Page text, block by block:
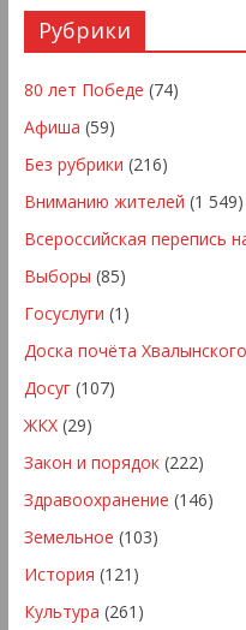
Рубрики
80 лет Победе (74)
Афиша (59)
Без рубрики (216)
Вниманию жителей (1 549)
Всероссийская перепись
Выборы (85)
Госуслуги (1)
Доска почёта
Досуг(107)
ЖКХ(29)
Закон и порядок(222)
Здравоохранение (146)
Земельное (103)
История (121)
Культура (261)